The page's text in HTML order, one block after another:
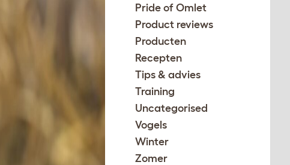
Pride of Omlet
Product reviews
Producten
Recepten
Tips & advies
Training
Uncategorised
Vogels
Winter
Zomer